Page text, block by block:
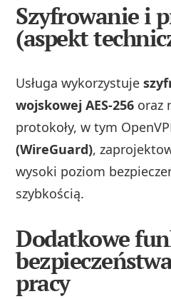
Szyfrowanie i
(aspekt
Usługa wykorzystuje
wojskowej AES‑256 oraz
protokoły, w tym
(WireGuard),
wysoki poziom
szybkością.
Dodatkowe
pracy